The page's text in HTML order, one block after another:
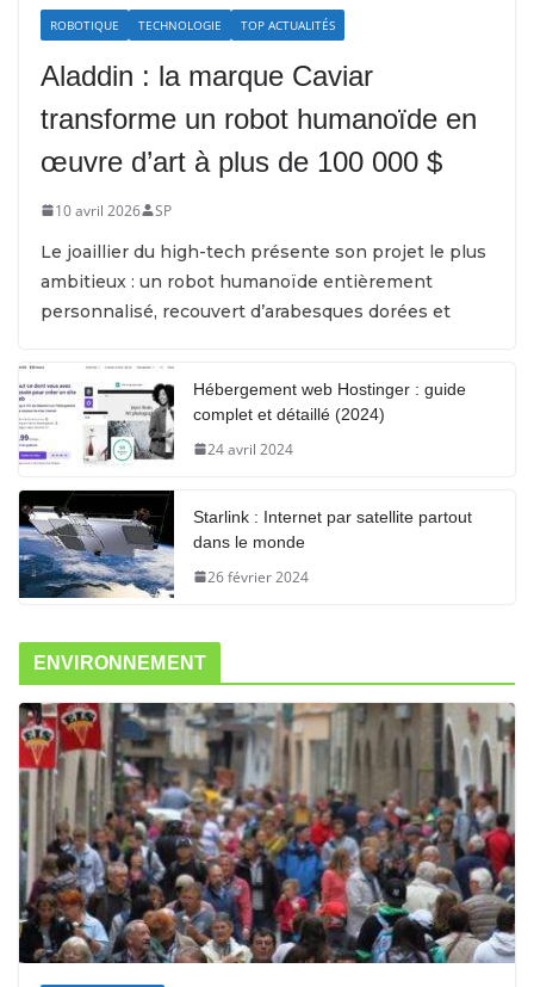
ROBOTIQUE TECHNOLOGIE TOP ACTUALITÉS
Aladdin : la marque Caviar
transforme un robot humanoïde en
œuvre d’art à plus de 100 000 $
10 avril 2026 SP
Le joaillier du high-tech présente son projet le plus
ambitieux : un robot humanoïde entièrement
personnalisé, recouvert d’arabesques dorées et
Hébergement web Hostinger : guide
complet et détaillé (2024)
24 avril 2024
Starlink : Internet par satellite partout
dans le monde
26 février 2024
ENVIRONNEMENT